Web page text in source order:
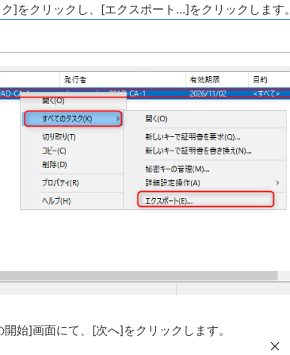
]をクリックし、[エクスポート...]をクリックします。
始]画面にて、[次へ]をクリックします。